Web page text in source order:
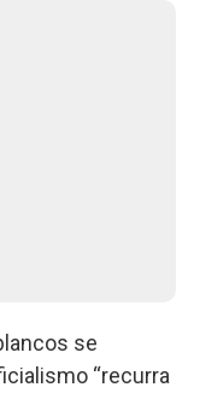
se
“recurra